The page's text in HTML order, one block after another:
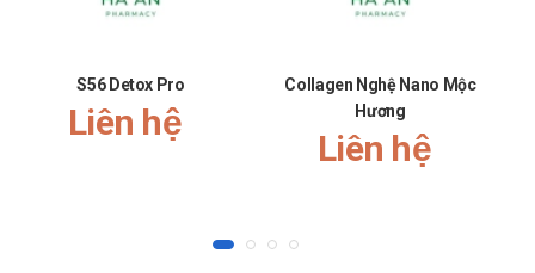
S56 Detox Pro
Liên hệ
Collagen Nghệ Nano Mộc
Hương
Liên hệ